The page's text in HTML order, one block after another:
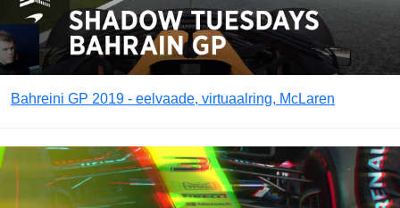
Bahreini GP 2019 - eelvaade, virtuaalring, McLaren